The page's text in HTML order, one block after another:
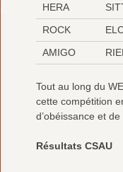
HERA
ROCK
AMIGO
Tout au long du
cette compétition
d’obéissance et
Résultats CSAU